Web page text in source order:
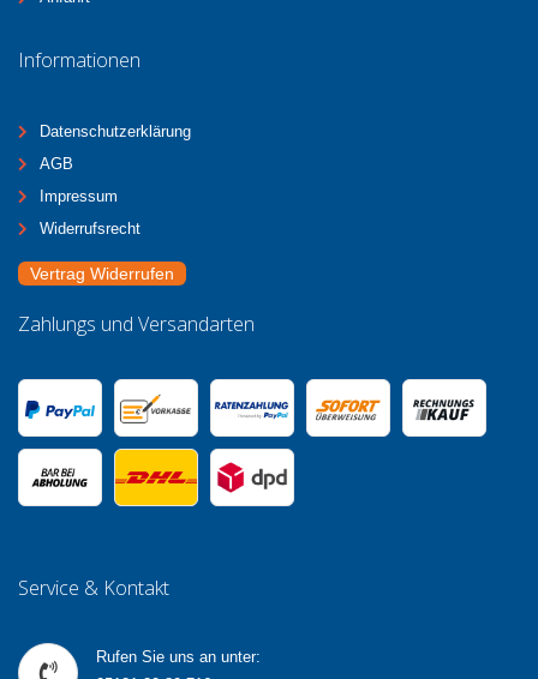
Informationen
Datenschutzerklärung
AGB
Impressum
Widerrufsrecht
Vertrag Widerrufen
Zahlungs und Versandarten
Service & Kontakt
Rufen Sie uns an unter: